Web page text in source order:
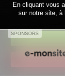
SPONSORS
En cliquant vous
sur notre site, à